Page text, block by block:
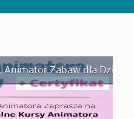
,Animator Zabaw dla Dzieci